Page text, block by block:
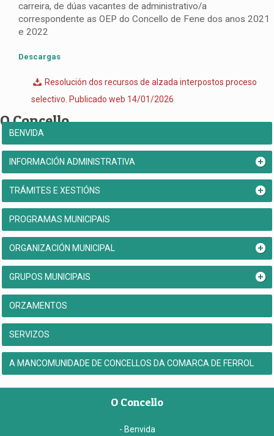
carreira, de dúas vacantes de administrativo/a
correspondente as OEP do Concello de Fene dos anos 2021
e 2022
Descargas
Resolución dos recursos de alzada interpostos proceso
selectivo. Publicado web 14/01/2026
O Concello
BENVIDA
INFORMACIÓN ADMINISTRATIVA
TRÁMITES E XESTIÓNS
PROGRAMAS MUNICIPAIS
ORGANIZACIÓN MUNICIPAL
GRUPOS MUNICIPAIS
ORZAMENTOS
SERVIZOS
A MANCOMUNIDADE DE CONCELLOS DA COMARCA DE FERROL
O Concello
- Benvida